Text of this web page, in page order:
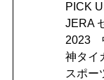
PICK
JERA
2023
神タイ
スポー